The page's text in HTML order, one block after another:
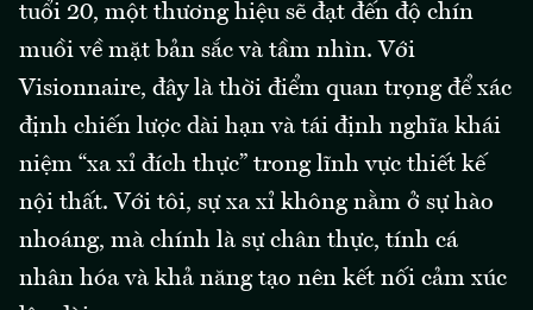
tuổi 20, một thương hiệu sẽ đạt đến độ chín
muồi về mặt bản sắc và tầm nhìn. Với
Visionnaire, đây là thời điểm quan trọng để xác
định chiến lược dài hạn và tái định nghĩa khái
niệm “xa xỉ đích thực” trong lĩnh vực thiết kế
nội thất. Với tôi, sự xa xỉ không nằm ở sự hào
nhoáng, mà chính là sự chân thực, tính cá
nhân hóa và khả năng tạo nên kết nối cảm xúc